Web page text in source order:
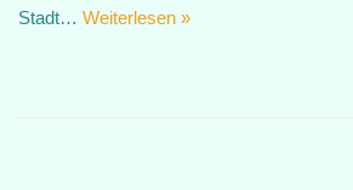
Stadt… Weiterlesen »